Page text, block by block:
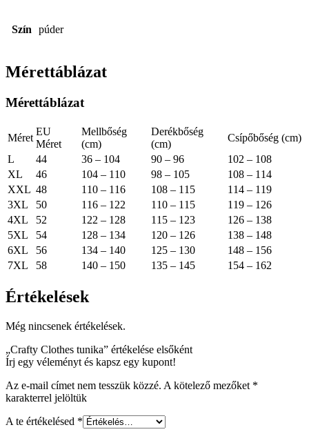
Szín púder
Mérettáblázat
Mérettáblázat
Méret
EU
Méret
Mellbőség
(cm)
Derékbőség
(cm)
Csípőbőség (cm)
L
44 36 – 104 90 – 96
102 – 108
XL
46 104 – 110 98 – 105
108 – 114
XXL 48 110 – 116 108 – 115
114 – 119
3XL
50 116 – 122 110 – 115
119 – 126
4XL
52 122 – 128 115 – 123
126 – 138
5XL
54 128 – 134 120 – 126
138 – 148
6XL
56 134 – 140 125 – 130
148 – 156
7XL
58 140 – 150 135 – 145 154 – 162
Értékelések
Még nincsenek értékelések.
„Crafty Clothes tunika” értékelése elsőként
Írj egy véleményt és kapsz egy kupont!
Az e-mail címet nem tesszük közzé. A kötelező mezőket *
karakterrel jelöltük
A te értékelésed *